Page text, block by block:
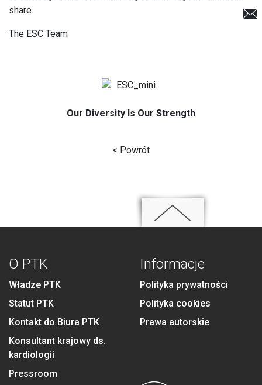
share.
The ESC Team
Our Diversity Is Our Strength
< Powrót
O PTK
Władze PTK
Statut PTK
Kontakt do Biura PTK
Konsultant krajowy ds.
kardiologii
Pressroom
Informacje
Polityka prywatności
Polityka cookies
Prawa autorskie